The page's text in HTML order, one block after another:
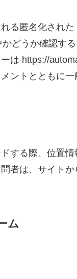
る匿名化され
どうか確認す
は https://
ントとともに一
する際、位置
者は、サイト
ム